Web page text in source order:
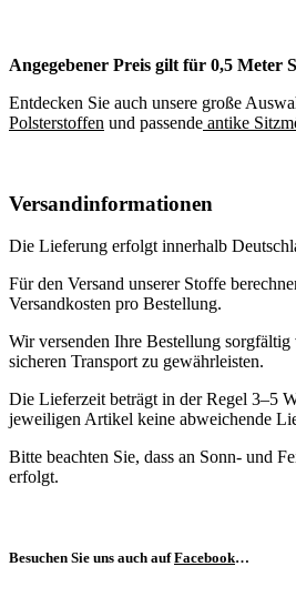
Angegebener Preis gilt für 0,5 Meter
Entdecken Sie auch unsere große
Polsterstoffen und passende antike
Versandinformationen
Die Lieferung erfolgt innerhalb
Für den Versand unserer Stoffe
Versandkosten pro Bestellung.
Wir versenden Ihre Bestellung sorgfältig
sicheren Transport zu gewährleisten.
Die Lieferzeit beträgt in der Regel 3–5
jeweiligen Artikel keine abweichende
Bitte beachten Sie, dass an Sonn- und
erfolgt.
Besuchen Sie uns auch aufFacebook…